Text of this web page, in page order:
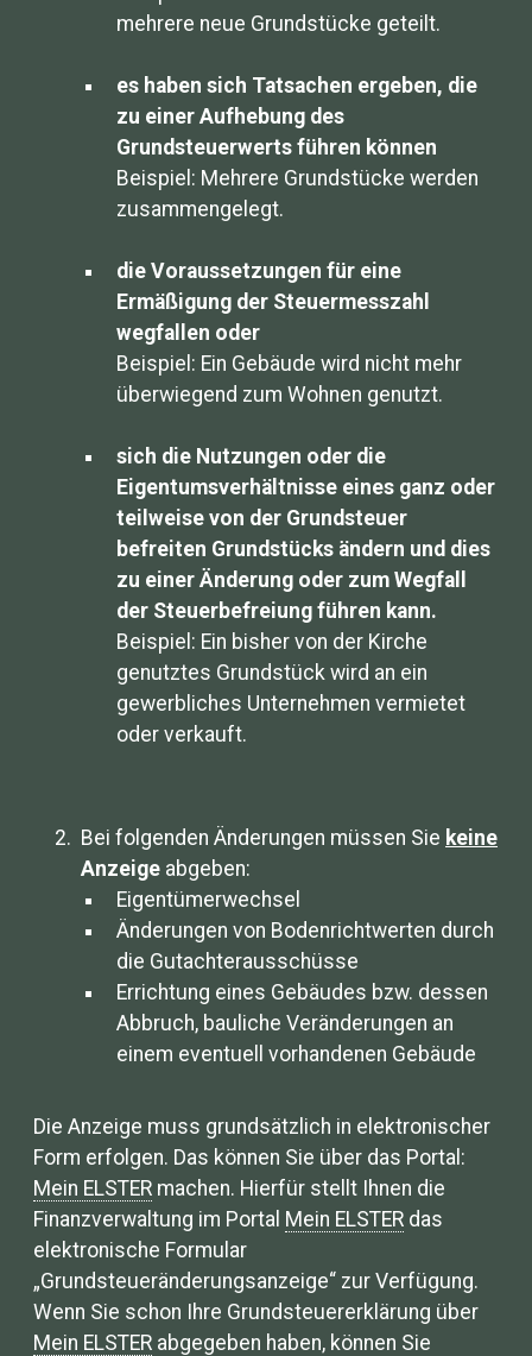
mehrere neue Grundstücke geteilt.
es haben sich Tatsachen ergeben, die
zu einer Aufhebung des
Grundsteuerwerts führen können
Beispiel: Mehrere Grundstücke werden
zusammengelegt.
die Voraussetzungen für eine
Ermäßigung der Steuermesszahl
wegfallen oder
Beispiel: Ein Gebäude wird nicht mehr
überwiegend zum Wohnen genutzt.
sich die Nutzungen oder die
Eigentumsverhältnisse eines ganz oder
teilweise von der Grundsteuer
befreiten Grundstücks ändern und dies
zu einer Änderung oder zum Wegfall
der Steuerbefreiung führen kann.
Beispiel: Ein bisher von der Kirche
genutztes Grundstück wird an ein
gewerbliches Unternehmen vermietet
oder verkauft.
Bei folgenden Änderungen müssen Sie keine
Anzeige abgeben:
Eigentümerwechsel
Änderungen von Bodenrichtwerten durch
die Gutachterausschüsse
Errichtung eines Gebäudes bzw. dessen
Abbruch, bauliche Veränderungen an
einem eventuell vorhandenen Gebäude
Die Anzeige muss grundsätzlich in elektronischer
Form erfolgen. Das können Sie über das Portal:
Mein ELSTER machen. Hierfür stellt Ihnen die
Finanzverwaltung im Portal Mein ELSTER das
elektronische Formular
„Grundsteueränderungsanzeige“ zur Verfügung.
Wenn Sie schon Ihre Grundsteuererklärung über
Mein ELSTER abgegeben haben, können Sie